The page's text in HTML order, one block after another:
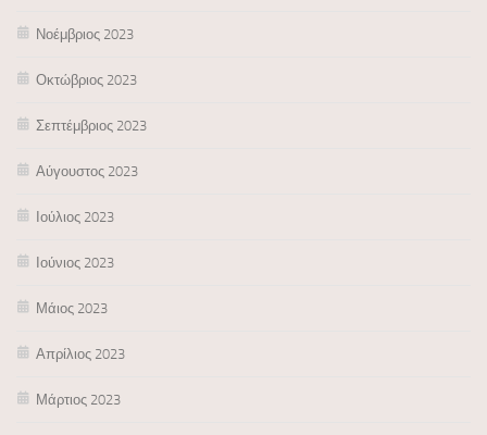
Νοέμβριος 2023
Οκτώβριος 2023
Σεπτέμβριος 2023
Αύγουστος 2023
Ιούλιος 2023
Ιούνιος 2023
Μάιος 2023
Απρίλιος 2023
Μάρτιος 2023